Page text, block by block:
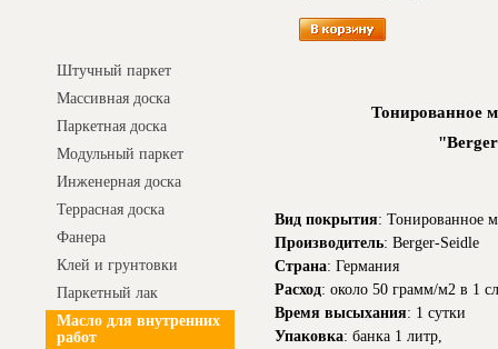
Штучный паркет
Массивная доска
Паркетная доска
Модульный паркет
Инженерная доска
Террасная доска
Фанера
Клей и грунтовки
Паркетный лак
Масло для внутренних
работ
Тонированное
Вид покрытия: Тонированное
Производитель: Berger-Seidle
Страна: Германия
Расход: около 50 грамм/м2 в 1
Время высыхания: 1 сутки
Упаковка: банка 1 литр,